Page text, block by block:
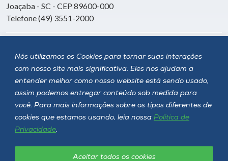
Nós utilizamos os Cookies para tornar suas interações
com nosso site mais significativa. Eles nos ajudam a
entender melhor como nosso website está sendo usado,
assim podemos entregar conteúdo sob medida para
você. Para mais informações sobre os tipos diferentes de
cookies que estamos usando, leia nossa Política de
Privacidade.
Aceitar todos os cookies
Joaçaba - SC - CEP 89600-000
Telefone (49) 3551-2000
Siga a Unoesc